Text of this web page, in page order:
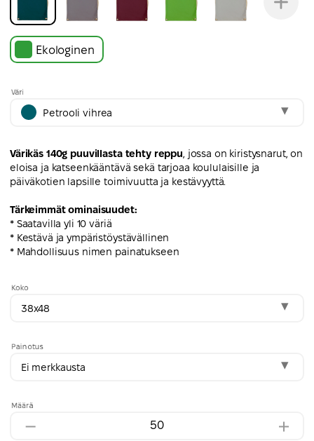
Ekologinen
Petrooli vihrea
Väri
Värikäs 140g puuvillasta tehty reppu, jossa on kiristysnarut, on
eloisa ja katseenkääntävä sekä tarjoaa koululaisille ja
päiväkotien lapsille toimivuutta ja kestävyyttä.
Tärkeimmät ominaisuudet:
* Saatavilla yli 10 väriä
* Kestävä ja ympäristöystävällinen
* Mahdollisuus nimen painatukseen
38x48
Koko
Ei merkkausta
Painotus
Määrä